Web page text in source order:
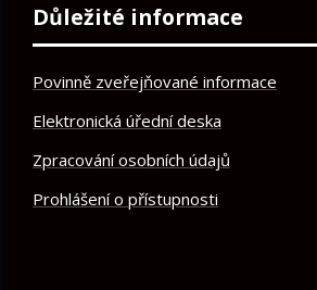
Důležité informace
Povinně zveřejňované informace
Elektronická úřední deska
Zpracování osobních údajů
Prohlášení o přístupnosti